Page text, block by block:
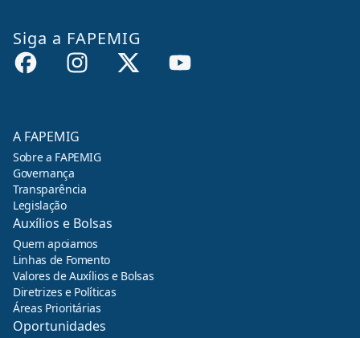
Siga a FAPEMIG
A FAPEMIG
Sobre a FAPEMIG
Governança
Transparência
Legislação
Auxílios e Bolsas
Quem apoiamos
Linhas de Fomento
Valores de Auxílios e Bolsas
Diretrizes e Políticas
Áreas Prioritárias
Oportunidades